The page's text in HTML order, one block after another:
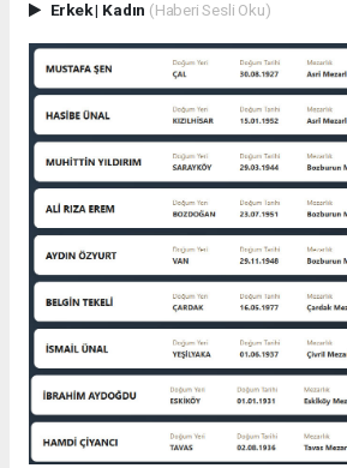
Erkek| Kadın (Haberi Sesli Oku)